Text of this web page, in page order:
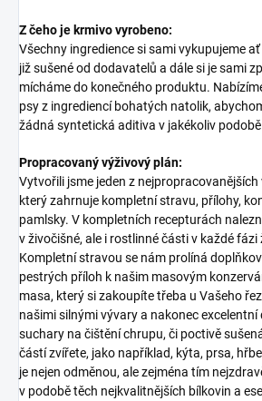
Z čeho je krmivo vyrobeno:
Všechny ingredience si sami vykupujeme
již sušené od dodavatelů a dále si je sami
mícháme do konečného produktu.
psy z ingrediencí bohatých natolik,
žádná syntetická aditiva v jakékoliv
Propracovaný výživový plán:
Vytvořili jsme jeden z
který zahrnuje kompletní stravu, přílohy,
pamlsky. V kompletních recepturách
v živočišné, ale i rostlinné části v každé
Kompletní stravou se nám prolíná
pestrých příloh k našim masovým
masa, který si zakoupíte třeba u Vašeho
našimi silnými vývary a nakonec excelentní
suchary na čištění chrupu, či poctivě
částí zvířete, jako například, kýta, prsa,
je nejen odměnou, ale zejména tím
v podobě těch nejkvalitnějších bílkovin a